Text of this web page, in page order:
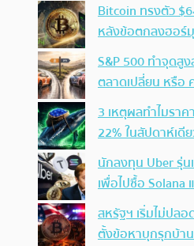
Bitcoin ทรงตัว
หลังข้อตกลงฮอร์
S&P 500 ทำจุดสู
ตลาดเปลี่ยน หรือ
3 เหตุผลทำไมรา
22% ในสัปดาห์เดี
นักลงทุน Uber รุ่น
เพื่อไปซื้อ Solana
สหรัฐฯ เริ่มไม่ปล
ตั้งข้อหาบุกรุกบ้า